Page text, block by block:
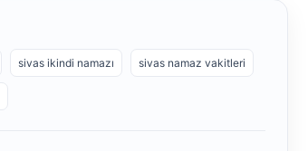
sivas ikindi namazı sivas namaz vakitleri